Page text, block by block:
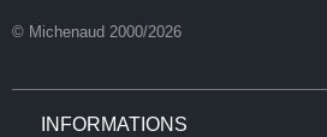
© Michenaud 2000/2026
INFORMATIONS